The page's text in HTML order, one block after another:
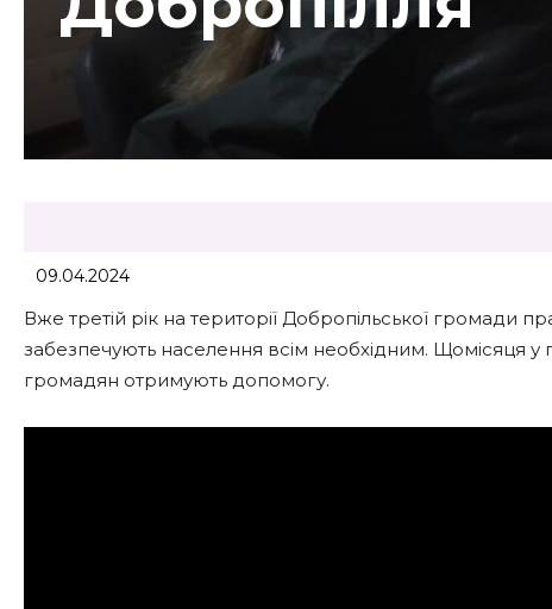
09.04.2024
Вже третій рік на території Добропільської громади
забезпечують населення всім необхідним. Щомісяця у
громадян отримують допомогу.